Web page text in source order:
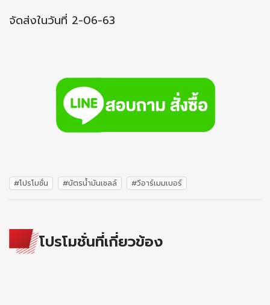
จัดส่งในวันที่ 2-06-63
#โปรโมชั่น #บัตรน้ำมันเชลล์ #วีอาร์เมมเบอร์
โปรโมชั่นที่เกี่ยวข้อง